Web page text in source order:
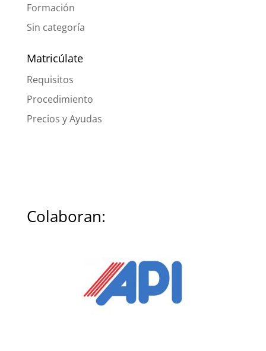
Formación
Sin categoría
Matricúlate
Requisitos
Procedimiento
Precios y Ayudas
Colaboran: